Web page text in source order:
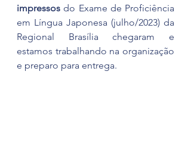
impressos do Exame de Proficiência
em Língua Japonesa (julho/2023) da
Regional Brasília chegaram e
estamos trabalhando na organização
e preparo para entrega.